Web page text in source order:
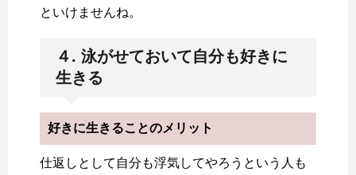
といけませんね。
４. 泳がせておいて自分も好きに
生きる
好きに生きることのメリット
仕返しとして自分も浮気してやろうという人も